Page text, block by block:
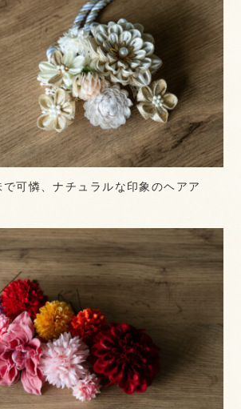
可憐、ナチュラルな印象のヘアア